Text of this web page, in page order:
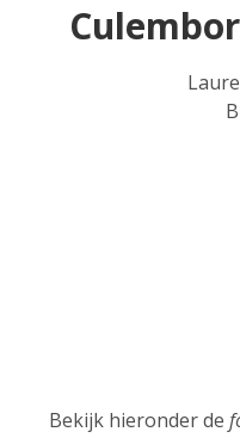
Bekijk hieronder de